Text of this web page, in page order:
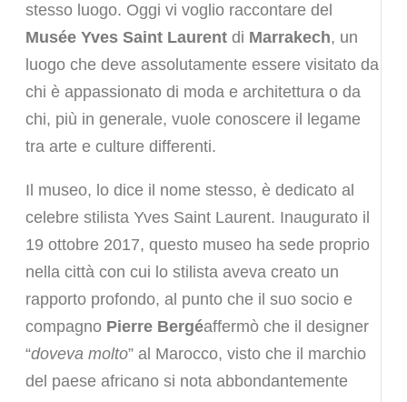
stesso luogo. Oggi vi voglio raccontare del
Musée Yves Saint Laurent di Marrakech, un
luogo che deve assolutamente essere visitato da
chi è appassionato di moda e architettura o da
chi, più in generale, vuole conoscere il legame
tra arte e culture differenti.
Il museo, lo dice il nome stesso, è dedicato al
celebre stilista Yves Saint Laurent. Inaugurato il
19 ottobre 2017, questo museo ha sede proprio
nella città con cui lo stilista aveva creato un
rapporto profondo, al punto che il suo socio e
compagno Pierre Bergéaffermò che il designer
“doveva molto” al Marocco, visto che il marchio
del paese africano si nota abbondantemente